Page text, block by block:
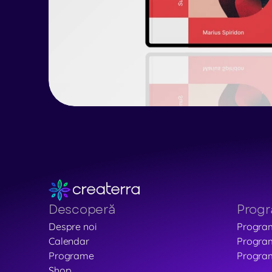
Descoperă
Despre noi
Calendar
Programe